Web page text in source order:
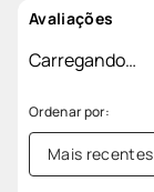
Avaliações
Carregando…
Mais recentes